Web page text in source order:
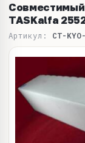
Совместимый
TASKalfa
Артикул: CT-